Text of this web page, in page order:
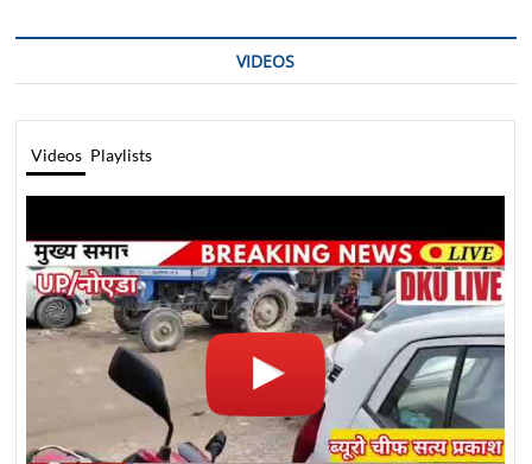
VIDEOS
Videos Playlists